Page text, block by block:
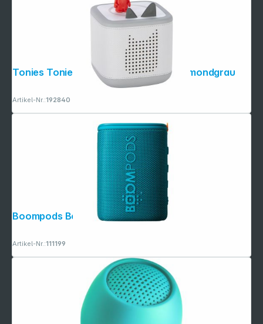
Tonies Toniebox 2 Classic Starterset mondgrau
Artikel-Nr.:192840
Boompods Beachboom Ocean Blue
Artikel-Nr.:111199